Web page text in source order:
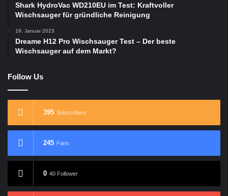
Shark HydroVac WD210EU im Test: Kraftvoller
Wischsauger für gründliche Reinigung
19. Januar 2023
Dreame H12 Pro Wischsauger Test – Der beste
Wischsauger auf dem Markt?
Follow Us
395 Subscribers
245 Fans
0 40 Follower